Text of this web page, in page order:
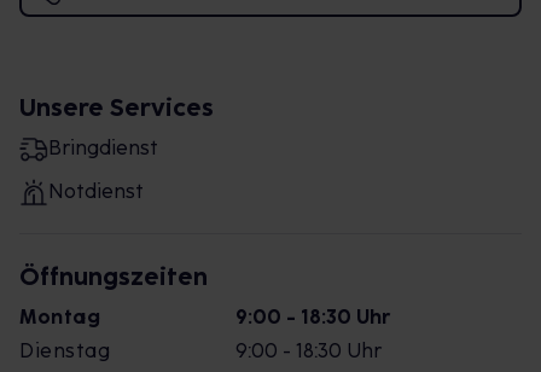
Unsere Services
Bringdienst
Notdienst
Öffnungszeiten
Montag
9:00 - 18:30 Uhr
Dienstag
9:00 - 18:30 Uhr